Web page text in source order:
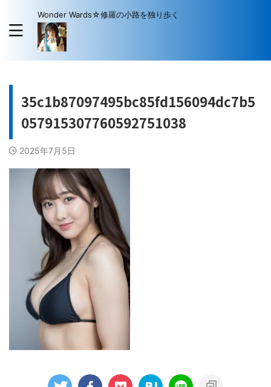
Wonder Wards☆修羅の小路を独り歩く
35c1b87097495bc85fd156094dc7b5
057915307760592751038
2025年7月5日